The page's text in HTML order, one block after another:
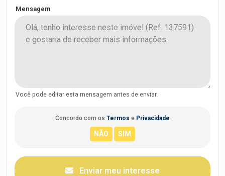
Mensagem
Você pode editar esta mensagem antes de enviar.
Concordo com os Termos e Privacidade
Enviar meu interesse